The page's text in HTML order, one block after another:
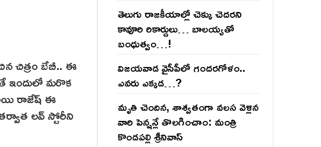
చిత్రం బేబీ.. ఈ
ఇందులో మరొక
రాజేష్ ఈ
లవ్ స్టోరీని
తెలుగు రాజ‌కీయాల్లో చెక్కు చెద‌ర‌ని
కావూరి రికార్డులు… బాల‌య్యతో
బంధుత్వం…!
విజ‌య‌వాడ వైసీపీలో గంద‌ర‌గోళం..
ఎవ‌రు ఎక్క‌డ‌…?
మృతి చెందిన, శాశ్వతంగా వలస వెళ్లిన
వారి పెన్ష‌న్లే తొల‌గించాం: మంత్రి
కొండపల్లి శ్రీనివాస్